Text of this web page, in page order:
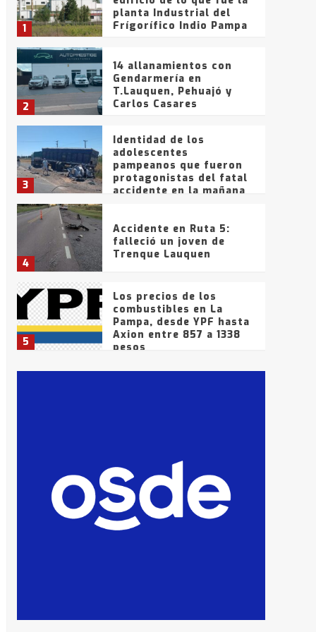
1
planta Industrial del
Frígorífico Indio Pampa
2
14 allanamientos con
Gendarmería en
T.Lauquen, Pehuajó y
Carlos Casares
3
Identidad de los
adolescentes
pampeanos que fueron
protagonistas del fatal
accidente en la mañana
4
Accidente en Ruta 5:
falleció un joven de
Trenque Lauquen
5
Los precios de los
combustibles en La
Pampa, desde YPF hasta
Axion entre 857 a 1338
pesos
La Bolsa de Cereales de
que intentaron evadir a
la Policía fueron
detenidos por
comercialización de
drogas en la tarde del
sábado